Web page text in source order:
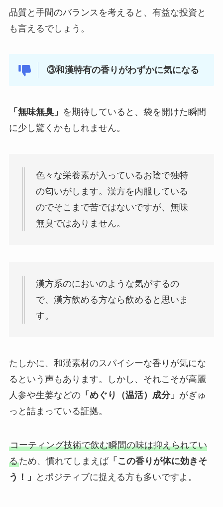
品質と手間のバランスを考えると、有益な投資と
も言えるでしょう。
③和漢特有の香りがわずかに気になる
「無味無臭」 を期待していると、袋を開けた瞬間
に少し驚くかもしれません。
色々な栄養素が入っているお陰で独特
の匂いがします。漢方を内服している
のでそこまで苦ではないですが、無味
無臭ではありません。
漢方系のにおいのような気がするの
で、漢方飲める方なら飲めると思いま
す。
たしかに、和漢素材のスパイシーな香りが気にな
るという声もあります。しかし、それこそが高麗
人参や生姜などの「めぐり（温活）成分」 がぎゅ
っと詰まっている証拠。
コーティング技術で飲む瞬間の味は抑えられてい
るため、慣れてしまえば「この香りが体に効きそ
う！」
とポジティブに捉える方も多いですよ。